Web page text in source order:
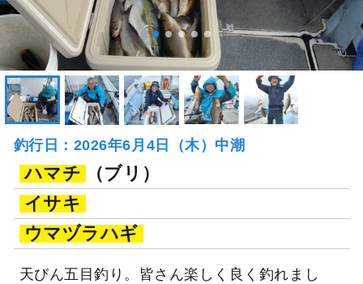
釣行日：2026年6月4日（木）中潮
ハマチ
（ブリ）
イサキ
ウマヅラハギ
天びん五目釣り。皆さん楽しく良く釣れまし